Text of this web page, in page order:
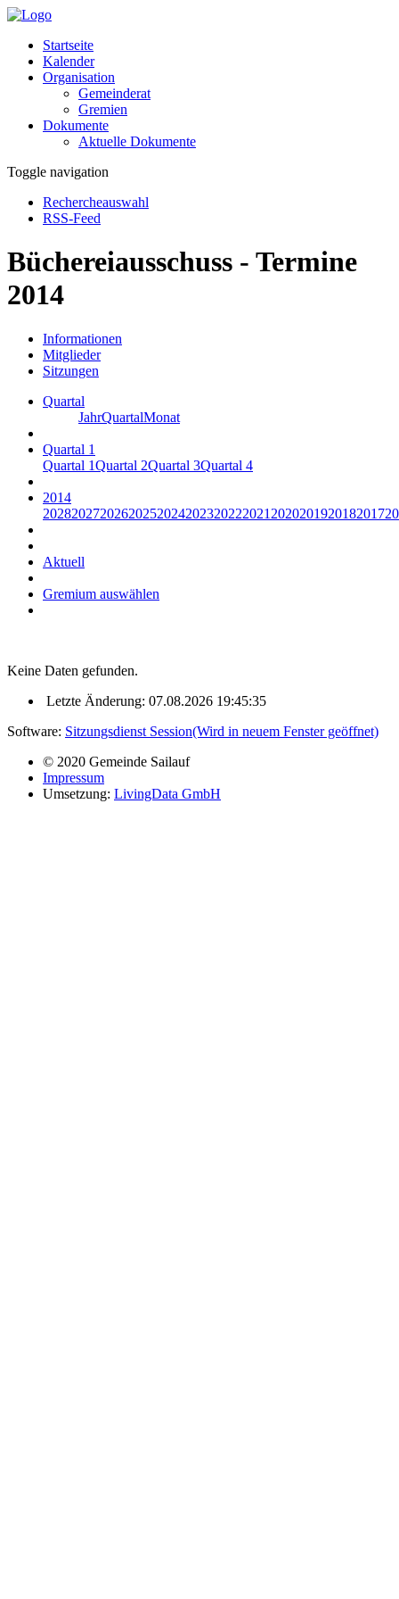
Startseite
Kalender
Organisation
Gemeinderat
Gremien
Dokumente
Aktuelle Dokumente
Toggle navigation
Rechercheauswahl
RSS-Feed
Büchereiausschuss - Termine
2014
Informationen
Mitglieder
Sitzungen
Quartal
JahrQuartalMonat
Quartal 1
Quartal 1Quartal 2Quartal 3Quartal 4
2014
20282027202620252024202320222021 2020201920182017
Aktuell
Gremium auswählen
Keine Daten gefunden.
Letzte Änderung: 07.08.2026 19:45:35
Software: Sitzungsdienst Session(Wird in neuem Fenster geöffnet)
© 2020 Gemeinde Sailauf
Impressum
Umsetzung: LivingData GmbH